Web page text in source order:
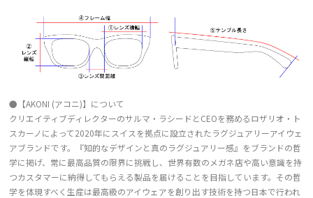
●【AKONI (アコニ)】について
クリエイティブディレクターのサルマ・ラシードとCEOを務めるロザリオ・ト
スカーノによって2020年にスイスを拠点に設立されたラグジュアリーアイウェ
アブランドです。『知的なデザインと真のラグジュアリー感』をブランドの哲
学に掲げ、常に最高品質の限界に挑戦し、世界有数のメガネ店や高い意識を持
つカスタマーに納得してもらえる製品を届けることを目指しています。その哲
学を体現すべく生産は最高級のアイウェアを創り出す技術を持つ日本で行われ